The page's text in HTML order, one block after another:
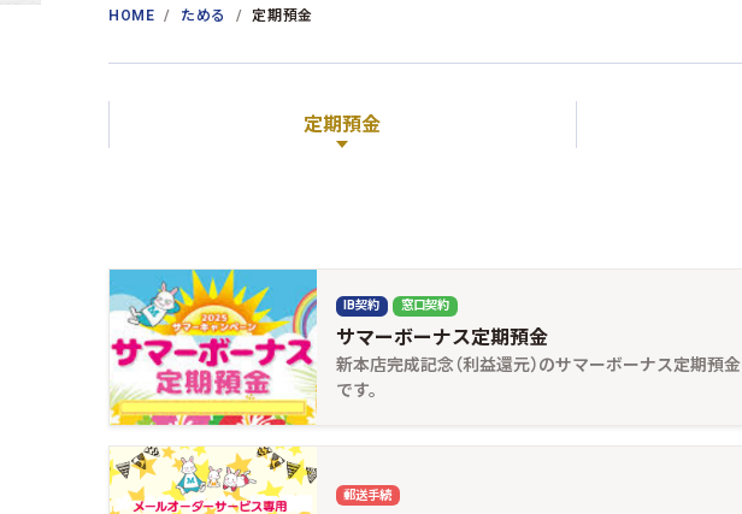
HOME ためる 定期預金
定期預金
IB契約 窓口契約
サマーボーナス定期預金
新本店完成記念（利益還元）のサマーボーナス定期預金
です。
郵送手続